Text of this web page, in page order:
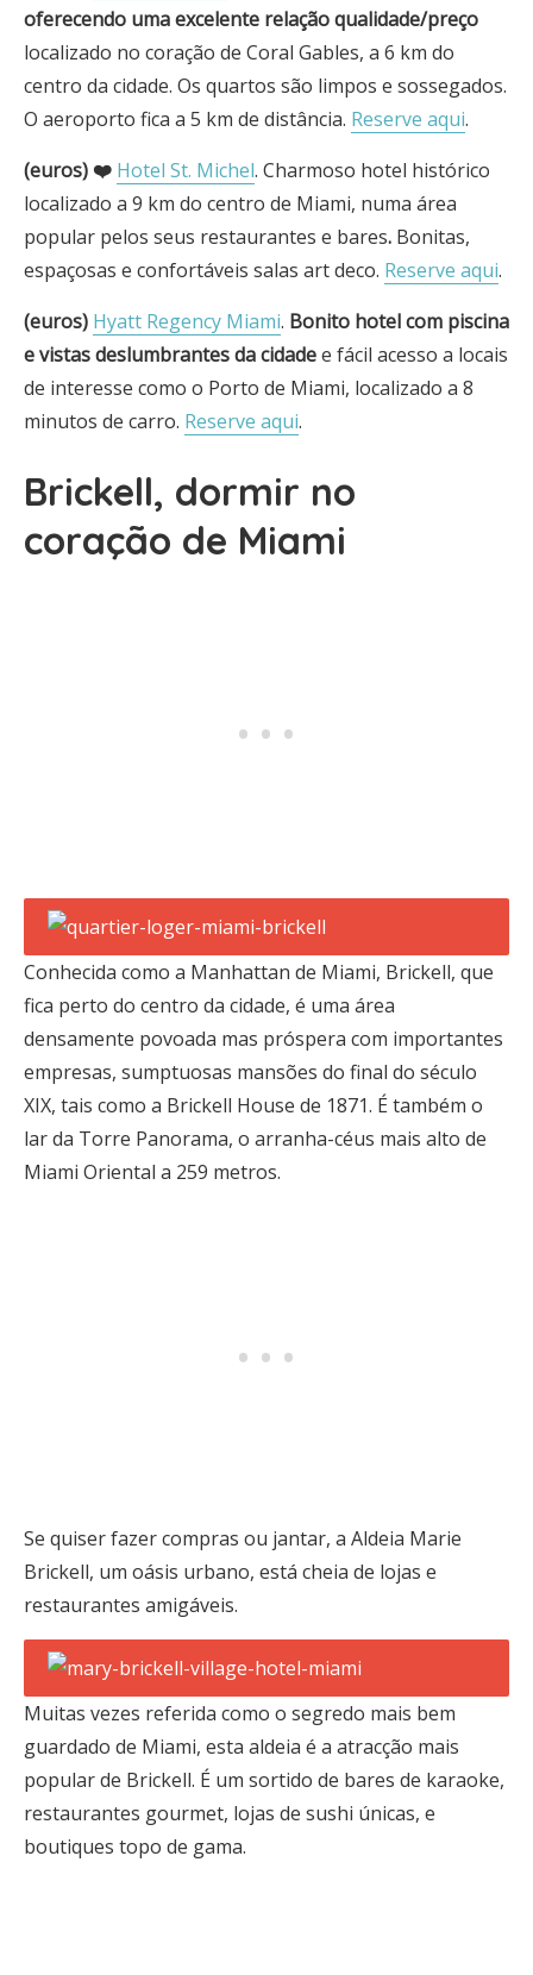
oferecendo uma excelente relação qualidade/preço
localizado no coração de Coral Gables, a 6 km do
centro da cidade. Os quartos são limpos e sossegados.
O aeroporto fica a 5 km de distância. Reserve aqui.
(euros) ❤️ Hotel St. Michel. Charmoso hotel histórico
localizado a 9 km do centro de Miami, numa área
popular pelos seus restaurantes e bares. Bonitas,
espaçosas e confortáveis salas art deco. Reserve aqui.
(euros) Hyatt Regency Miami. Bonito hotel com piscina
e vistas deslumbrantes da cidadee fácil acesso a locais
de interesse como o Porto de Miami, localizado a 8
minutos de carro. Reserve aqui.
Brickell, dormir no
coração de Miami
Conhecida como a Manhattan de Miami, Brickell, que
fica perto do centro da cidade, é uma área
densamente povoada mas próspera com importantes
empresas, sumptuosas mansões do final do século
XIX, tais como a Brickell House de 1871. É também o
lar da Torre Panorama, o arranha-céus mais alto de
Miami Oriental a 259 metros.
Se quiser fazer compras ou jantar, a Aldeia Marie
Brickell, um oásis urbano, está cheia de lojas e
restaurantes amigáveis.
Muitas vezes referida como o segredo mais bem
guardado de Miami, esta aldeia é a atracção mais
popular de Brickell. É um sortido de bares de karaoke,
restaurantes gourmet, lojas de sushi únicas, e
boutiques topo de gama.